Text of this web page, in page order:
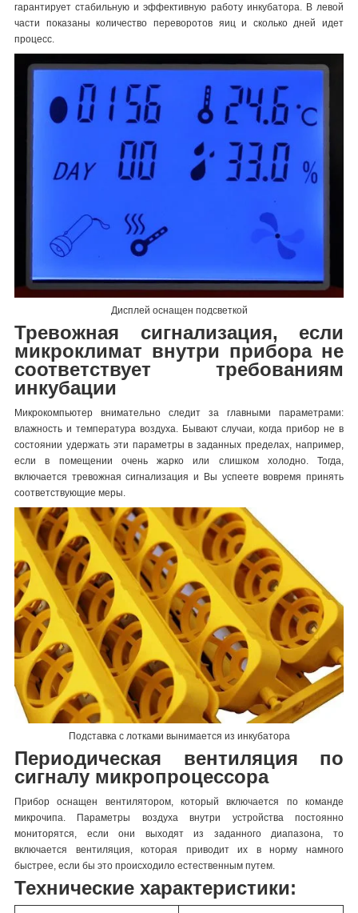
гарантирует стабильную и эффективную работу инкубатора. В левой
части показаны количество переворотов яиц и сколько дней идет
процесс.
Дисплей оснащен подсветкой
Тревожная сигнализация, если
микроклимат внутри прибора не
соответствует требованиям
инкубации
Микрокомпьютер внимательно следит за главными параметрами:
влажность и температура воздуха. Бывают случаи, когда прибор не в
состоянии удержать эти параметры в заданных пределах, например,
если в помещении очень жарко или слишком холодно. Тогда,
включается тревожная сигнализация и Вы успеете вовремя принять
соответствующие меры.
Подставка с лотками вынимается из инкубатора
Периодическая вентиляция по
сигналу микропроцессора
Прибор оснащен вентилятором, который включается по команде
микрочипа. Параметры воздуха внутри устройства постоянно
мониторятся, если они выходят из заданного диапазона, то
включается вентиляция, которая приводит их в норму намного
быстрее, если бы это происходило естественным путем.
Технические характеристики: